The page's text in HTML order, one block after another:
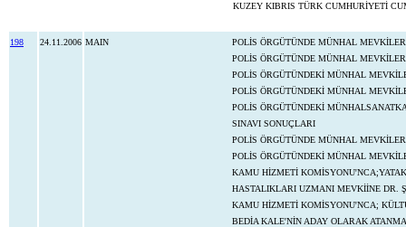
KUZEY KIBRIS TÜRK CUMHURİYETİ
198 24.11.2006 MAIN
POLİS ÖRGÜTÜNDE MÜNHAL
POLİS ÖRGÜTÜNDE MÜNHAL
POLİS ÖRGÜTÜNDEKİ MÜNHAL
POLİS ÖRGÜTÜNDEKİ MÜNHAL
POLİS ÖRGÜTÜNDEKİ
SINAVI SONUÇLARI
POLİS ÖRGÜTÜNDE MÜNHAL
POLİS ÖRGÜTÜNDEKİ MÜNHAL
KAMU HİZMETİ
HASTALIKLARI UZMANI MEVKİİNE DR.
KAMU HİZMETİ KOMİSYONU'NCA;
BEDİA KALE'NİN ADAY OLARAK